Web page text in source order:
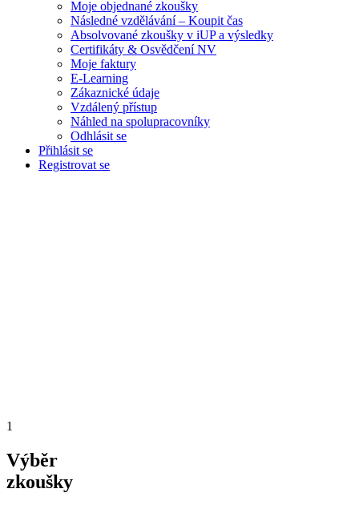
Moje objednané zkoušky
Následné vzdělávání – Koupit čas
Absolvované zkoušky v iUP a výsledky
Certifikáty & Osvědčení NV
Moje faktury
E-Learning
Zákaznické údaje
Vzdálený přístup
Náhled na spolupracovníky
Odhlásit se
Přihlásit se
Registrovat se
1
Výběr
zkoušky